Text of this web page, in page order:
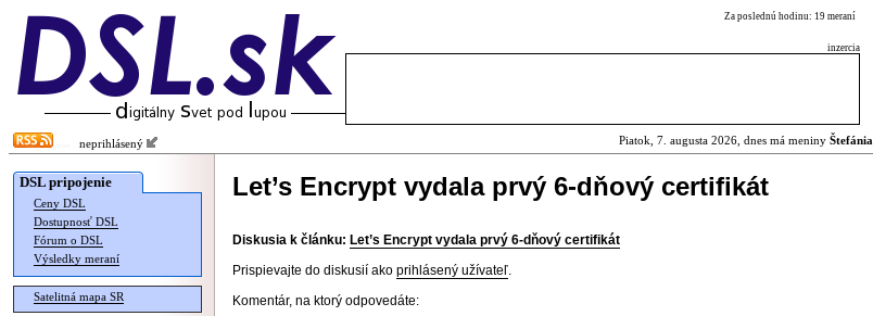
Za poslednú hodinu: 19 meraní
inzercia
neprihlásený Piatok, 7. augusta 2026, dnes má meniny Štefánia
DSL pripojenie
Ceny DSL
Dostupnosť DSL
Fórum o DSL
Výsledky meraní
Satelitná mapa SR
Let’s Encrypt vydala prvý 6-dňový certifikát
Diskusia k článku: Let’s Encrypt vydala prvý 6-dňový certifikát
Prispievajte do diskusií ako prihlásený užívateľ.
Komentár, na ktorý odpovedáte: